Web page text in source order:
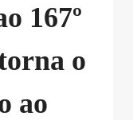
167º
o
ao